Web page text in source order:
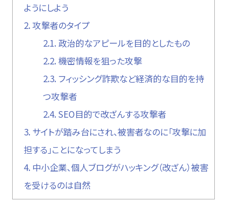
ようにしよう
2. 攻撃者のタイプ
2.1. 政治的なアピールを目的としたもの
2.2. 機密情報を狙った攻撃
2.3. フィッシング詐欺など経済的な目的を持
つ攻撃者
2.4. SEO目的で改ざんする攻撃者
3. サイトが踏み台にされ、被害者なのに「攻撃に加
担する」ことになってしまう
4. 中小企業、個人ブログがハッキング（改ざん）被害
を受けるのは自然